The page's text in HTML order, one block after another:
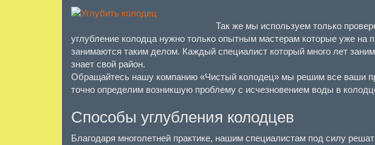
Так же мы используем только
углубление колодца нужно только опытным мастерам которые уже на
занимаются таким делом. Каждый специалист который много лет
знает свой район.
Обращайтесь нашу компанию «Чистый колодец» мы решим все ваши
точно определим возникшую проблему с исчезновением воды в
Способы углубления колодцев
Благодаря многолетней практике, нашим специалистам под силу